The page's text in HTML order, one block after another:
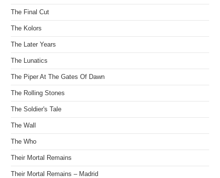
The Final Cut
The Kolors
The Later Years
The Lunatics
The Piper At The Gates Of Dawn
The Rolling Stones
The Soldier's Tale
The Wall
The Who
Their Mortal Remains
Their Mortal Remains – Madrid